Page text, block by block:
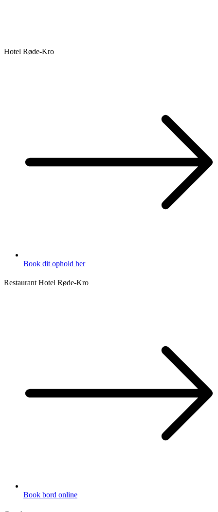
Hotel Røde-Kro
Book dit ophold her
Restaurant Hotel Røde-Kro
Book bord online